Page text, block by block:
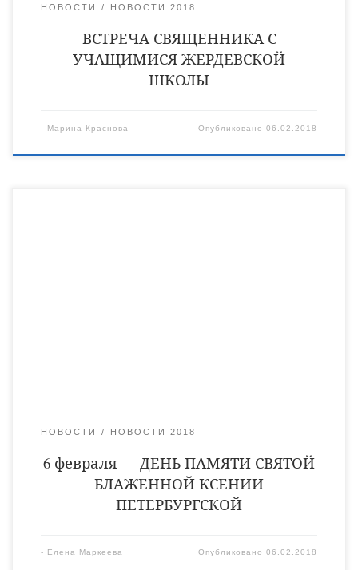
НОВОСТИ НОВОСТИ 2018
ВСТРЕЧА СВЯЩЕННИКА С
УЧАЩИМИСЯ ЖЕРДЕВСКОЙ
ШКОЛЫ
- Марина Краснова Опубликовано06.02.2018
НОВОСТИ НОВОСТИ 2018
6 февраля — ДЕНЬ ПАМЯТИ СВЯТОЙ
БЛАЖЕННОЙ КСЕНИИ
ПЕТЕРБУРГСКОЙ
- Елена Маркеева Опубликовано06.02.2018